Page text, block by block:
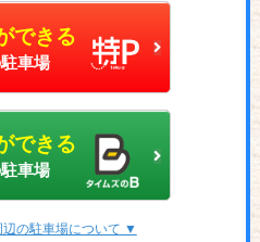
できる
車場
できる
車場
の駐車場について ▼